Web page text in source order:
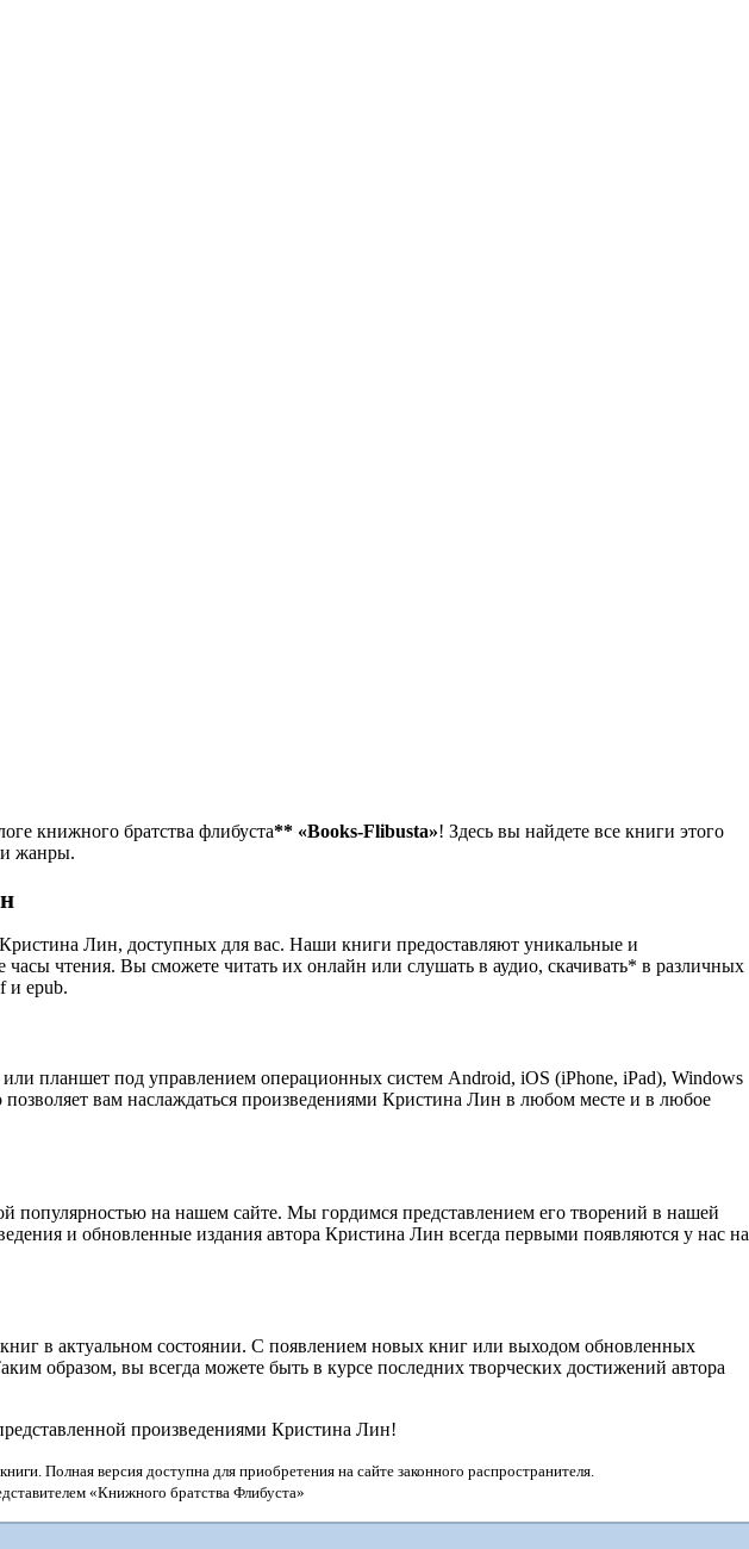
книжного братства флибуста** «Books-Flibusta»! Здесь вы найдете все книги этого
и жанры.
Лин, доступных для вас. Наши книги предоставляют уникальные и
чтения. Вы сможете читать их онлайн или слушать в аудио, скачивать* в различных
и epub.
планшет под управлением операционных систем Android, iOS (iPhone, iPad), Windows
вам наслаждаться произведениями Кристина Лин в любом месте и в любое
на нашем сайте. Мы гордимся представлением его творений в нашей
и обновленные издания автора Кристина Лин всегда первыми появляются у нас на
в актуальном состоянии. С появлением новых книг или выходом обновленных
образом, вы всегда можете быть в курсе последних творческих достижений автора
произведениями Кристина Лин!
Полная версия доступна для приобретения на сайте законного распространителя.
«Книжного братства Флибуста»